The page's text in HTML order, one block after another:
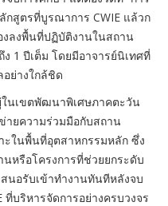
กสูตรที่บูรณาการ CWIE แล้วก
ลงพื้นที่ปฏิบัติงานในสถาน
1 ปีเต็ม โดยมีอาจารย์นิเทศที่
ย่างใกล้ชิด
ในเขตพัฒนาพิเศษภาคตะวัน
ายความร่วมมือกับสถาน
ะในพื้นที่อุตสาหกรรมหลัก ซึ่ง
หรือโครงการที่ช่วยยกระดับ
นอรับเข้าทำงานทันทีหลังจบ
บริหารจัดการอย่างครบวงจร